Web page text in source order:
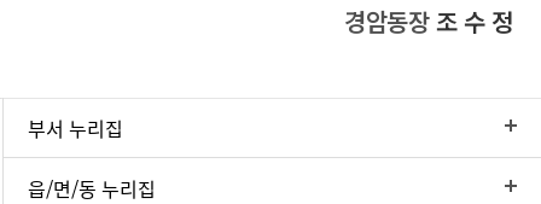
경암동장조 수 정
부서 누리집
읍/면/동 누리집